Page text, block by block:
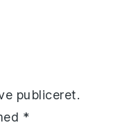
publiceret.
*